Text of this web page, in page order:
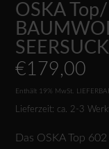
OSKA
€179,00
Enthält 19% MwSt.
Lieferzeit: ca. 2-3
Das OSKA Top